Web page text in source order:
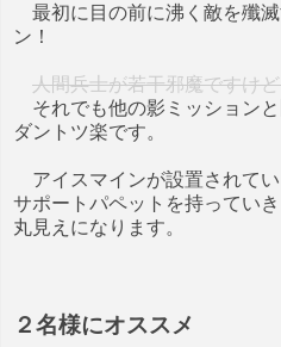
最初に目の前に沸く敵を殲
ン！
人間兵士が若干邪魔ですけ
それでも他の影ミッション
ダントツ楽です。
アイスマインが設置されて
サポートパペットを持ってい
丸見えになります。
２名様にオススメ